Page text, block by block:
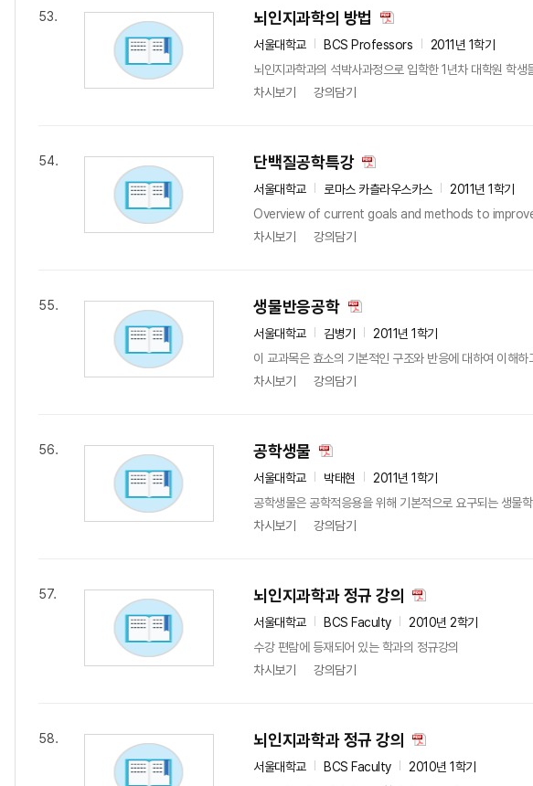
53. 뇌인지과학의 방법
서울대학교 BCS Professors
2011년 1학기
뇌인지과학과의 석박사과정으로 입학한 1년차 대학원 학
차시보기
강의담기
54. 단백질공학특강
서울대학교 로마스 카츨라우스카스
2011년 1학기
Overview of current goals and methods to
차시보기
강의담기
55. 생물반응공학
서울대학교 김병기
2011년 1학기
이 교과목은 효소의 기본적인 구조와 반응에 대하여 이해
차시보기
강의담기
56. 공학생물
서울대학교 박태현
2011년 1학기
공학생물은 공학적응용을 위해 기본적으로 요구되는 생물
차시보기
강의담기
57. 뇌인지과학과 정규 강의
서울대학교 BCS Faculty
2010년 2학기
수강 편람에 등재되어 있는 학과의 정규강의
차시보기
강의담기
58. 뇌인지과학과 정규 강의
서울대학교 BCS Faculty
2010년 1학기